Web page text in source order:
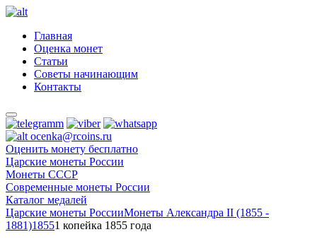
Главная
Оценка монет
Статьи
Советы начинающим
Контакты
ocenka@rcoins.ru
Оценить монету бесплатно
Царские монеты России
Монеты СССР
Современные монеты России
Каталог медалей
Царские монеты РоссииМонеты Александра II (1855 -
1881)18551 копейка 1855 года